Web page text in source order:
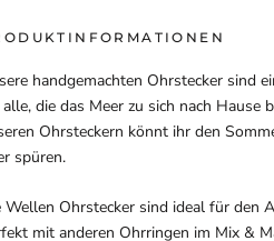
handgemachten Ohrstecker sind
die das Meer zu sich nach Hause
Ohrsteckern könnt ihr den
spüren.
Wellen Ohrstecker sind ideal für den
mit anderen Ohrringen im Mix &